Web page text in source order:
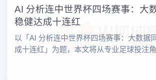
AI 分析连中世界杯四场赛事：大
稳健达成十连红
以「AI 分析连中世界杯四场赛事：大数据
成十连红」为题，本文将从专业足球投注
个典型案例：借助 AI 与大数据，在世界杯